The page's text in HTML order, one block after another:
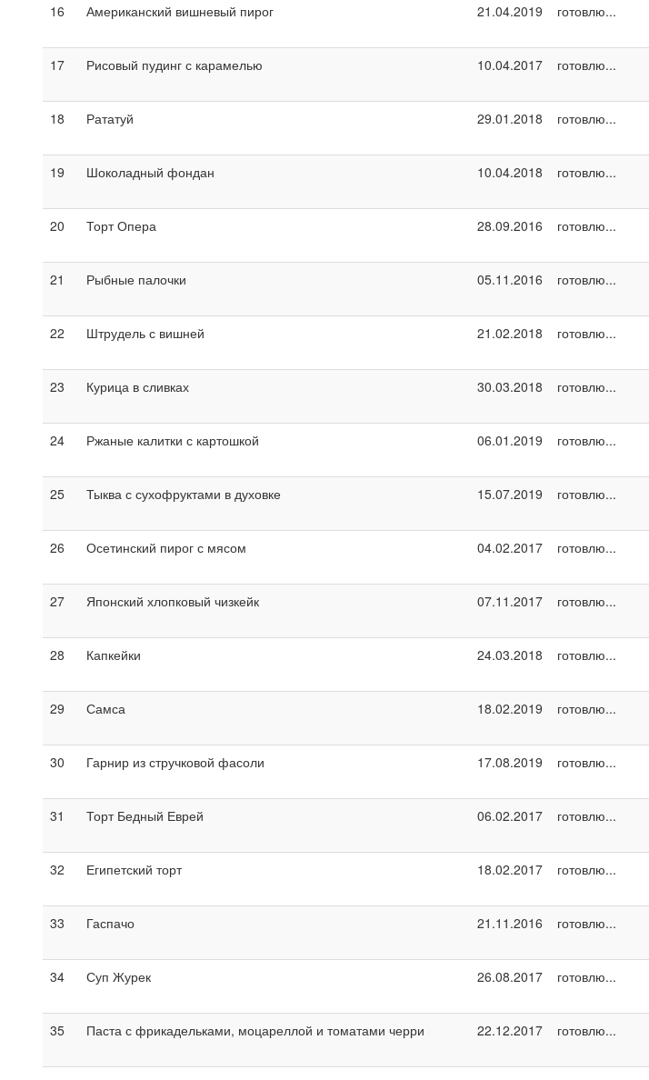
16 Американский вишневый пирог 21.04.2019 готовлю...
17 Рисовый пудинг с карамелью 10.04.2017 готовлю...
18 Рататуй 29.01.2018 готовлю...
19 Шоколадный фондан 10.04.2018 готовлю...
20 Торт Опера 28.09.2016 готовлю...
21 Рыбные палочки 05.11.2016 готовлю...
22 Штрудель с вишней 21.02.2018 готовлю...
23 Курица в сливках 30.03.2018 готовлю...
24 Ржаные калитки с картошкой 06.01.2019 готовлю...
25 Тыква с сухофруктами в духовке 15.07.2019 готовлю...
26 Осетинский пирог с мясом 04.02.2017 готовлю...
27 Японский хлопковый чизкейк 07.11.2017 готовлю...
28 Капкейки 24.03.2018 готовлю...
29 Самса 18.02.2019 готовлю...
30 Гарнир из стручковой фасоли 17.08.2019 готовлю...
31 Торт Бедный Еврей 06.02.2017 готовлю...
32 Египетский торт 18.02.2017 готовлю...
33 Гаспачо 21.11.2016 готовлю...
34 Суп Журек 26.08.2017 готовлю...
35 Паста с фрикадельками, моцареллой и томатами черри 22.12.2017 готовлю...